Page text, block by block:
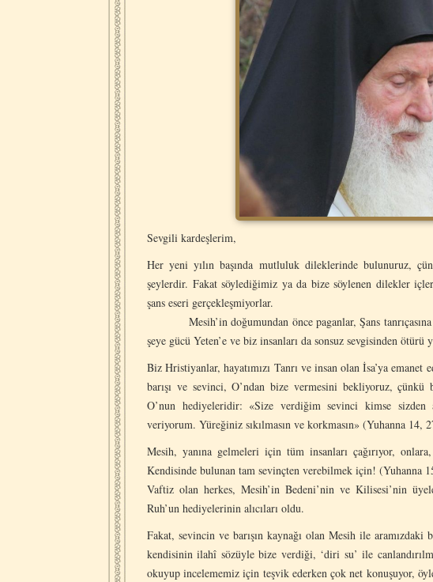
Sevgili kardeşlerim,
Her yeni yılın başında mutluluk dileklerinde bulunuruz,
şeylerdir. Fakat söylediğimiz ya da bize söylenen dilekler
şans eseri gerçekleşmiyorlar.
Mesih’in doğumundan önce paganlar, Şans tanrıçasına
şeye gücü Yeten’e ve biz insanları da sonsuz sevgisinden ötürü
Biz Hristiyanlar, hayatımızı Tanrı ve insan olan İsa’ya
barışı ve sevinci, O’ndan bize vermesini bekliyoruz,
O’nun hediyeleridir: «Size verdiğim sevinci kimse
veriyorum. Yüreğiniz sıkılmasın ve korkmasın» (Yuhanna 14,
Mesih, yanına gelmeleri için tüm insanları çağırıyor,
Kendisinde bulunan tam sevinçten verebilmek için! (Yuhanna
Vaftiz olan herkes, Mesih’in Bedeni’nin ve Kilisesi’nin
Ruh’un hediyelerinin alıcıları oldu.
Fakat, sevincin ve barışın kaynağı olan Mesih ile
kendisinin ilahî sözüyle bize verdiği, ‘diri su’ ile
okuyup incelememiz için teşvik ederken çok net konuşuyor,